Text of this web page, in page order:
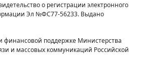
о регистрации электронного
Эл №ФС77-56233. Выдано
финансовой поддержке Министерства
и массовых коммуникаций Российской